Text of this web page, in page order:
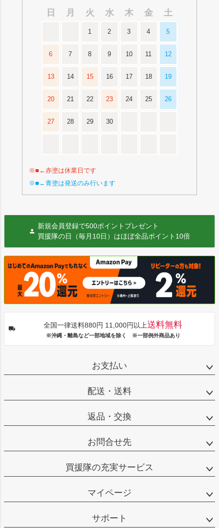
日
月 火 水 木 金 土
1 2 3 4 5
6 7 8 9 10 11 12
13 14 15 16 17 18 19
20 21 22 23 24 25 26
27 28 29 30
※■←赤塗は休業日です
※■←青塗は発送のみ行います
新規会員登録で500ポイントプレゼント
買援隊の日（毎月10日）はほぼ全品ポイント10倍
全国一律送料880円 11,000円以上送料無料
※沖縄・離島など一部地域を除く ※一部例外商品あり
お支払い
配送・送料
返品・交換
お問合せ先
買援隊の充実サービス
マイページ
サポート